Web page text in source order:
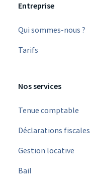
Entreprise
Qui sommes-nous ?
Tarifs
Nos services
Tenue comptable
Déclarations fiscales
Gestion locative
Bail